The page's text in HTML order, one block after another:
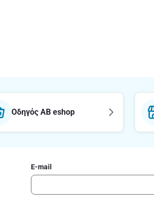
Οδηγός AB eshop
E-mail